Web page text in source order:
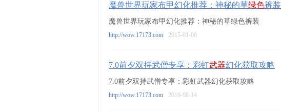
魔兽世界玩家布甲幻化推荐：神秘的草绿色裤装
魔兽世界玩家布甲幻化推荐：神秘的草绿色裤装
http://wow.17173.com 2015-01-08
7.0前夕双持武僧专享：彩虹武器幻化获取攻略
7.0前夕双持武僧专享：彩虹武器幻化获取攻略
http://wow.17173.com 2016-08-14